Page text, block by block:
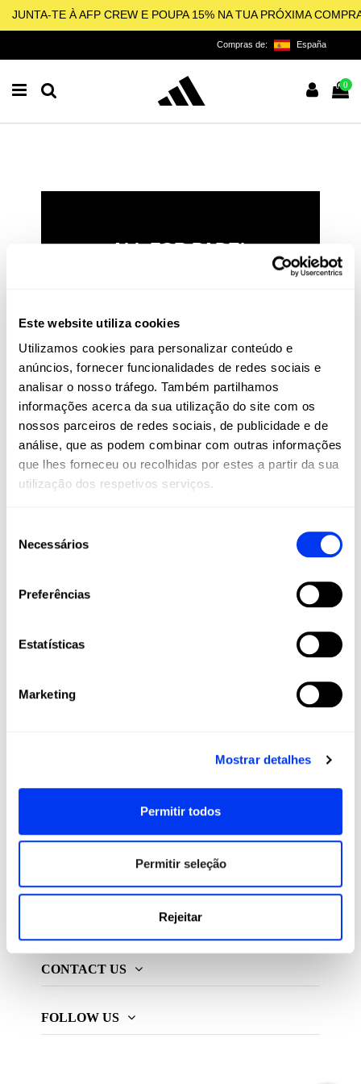
Este website utiliza cookies
Utilizamos cookies para personalizar conteúdo e
anúncios, fornecer funcionalidades de redes sociais e
analisar o nosso tráfego. Também partilhamos
informações acerca da sua utilização do site com os
nossos parceiros de redes sociais, de publicidade e de
análise, que as podem combinar com outras informações
que lhes forneceu ou recolhidas por estes a partir da sua
utilização dos respetivos serviços.
Necessários
Preferências
Estatísticas
Marketing
Mostrar detalhes
Permitir todos
Permitir seleção
Rejeitar
JUNTA-TE À AFP CREW E POUPA 15% NA TUA PRÓXIMA
Compras de: España
0
ALL FOR PADEL
LICENCIADO OFICIAL DA
TENNIS
O padel e o pickleball não são apenas esportes:
são um estilo de vida. Na All For Padel, levamos
estes esportes a todos os cantos do mundo,
oferecendo produtos adidas de alta qualidade
que combinam inovação, desempenho e estilo.
Raquetes, palas, calçado, roupa e acessórios
projetados para maximizar o seu jogo e
acompanhá-lo em cada etapa da sua jornada
Junte-se à nossa comunidade e viva o padel e
produtos de padel, pickleball e beach tennis
CONTACT US
FOLLOW US